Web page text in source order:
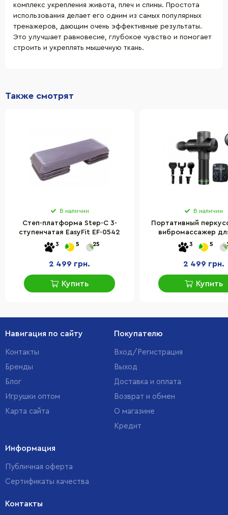
комплекс укрепления живота, плеч и спины. Простота
использования делает его одним из самых популярных
тренажеров, дающим очень эффективные результаты.
Это улучшает равновесие, глубокое чувство и помогает
строить и укреплять мышечную ткань.
Также смотрят
В наличии
Степ-платформа Step-С 3-
ступенчатая EasyFit EF-0542
3 5 25
2 499 грн.
Купить
В наличии
Портативный
вибромассажер
Percussio EasyFit
насадок
3 5
2 499 грн.
Купить
Навигация по сайту
Контакты
Бренды
Блог
Игрушки оптом
Карта сайта
Покупателю
Вход/Регистрация
Выход
Доставка и оплата
Возврат и обмен
О магазине
Кредит
Информация
Публичная оферта
Сертификаты качества
Контакты